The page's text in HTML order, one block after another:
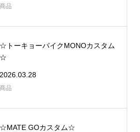
商品
☆トーキョーバイクMONOカスタム
☆
2026.03.28
商品
☆MATE GOカスタム☆